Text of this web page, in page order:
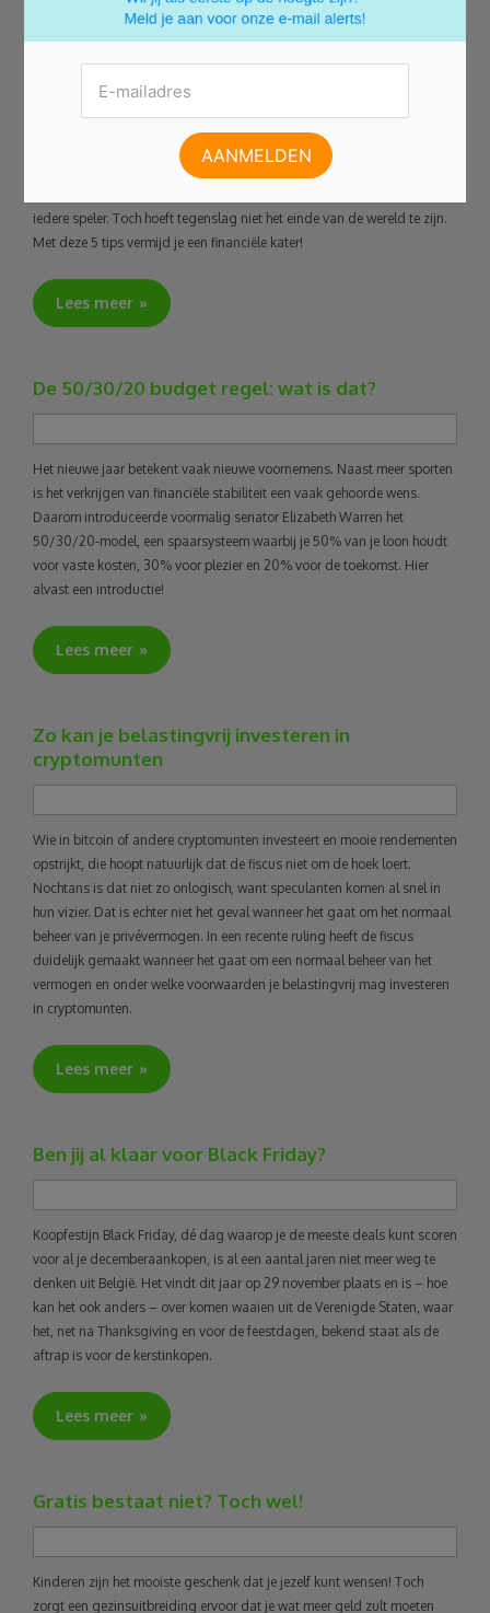
vermijden met gokken
Of je nu beter gedijt in de “Bon Ton”-wereld van Waregem Koerse of je
zaterdagen liever slijt aan de fruitautomaat van je favoriete
dorpskroeg, de sensatie die gepaard gaat met gokken is van alle tijden
en vind je in iedere bevolkingslaag terug. Bij winst staan we allemaal
iedere speler. Toch hoeft tegenslag niet het einde van de wereld te zijn.
Met deze 5 tips vermijd je een financiële kater!
Lees meer
De 50/30/20 budget regel: wat is dat?
Het nieuwe jaar betekent vaak nieuwe voornemens. Naast meer sporten
is het verkrijgen van financiële stabiliteit een vaak gehoorde wens.
Daarom introduceerde voormalig senator Elizabeth Warren het
50/30/20-model, een spaarsysteem waarbij je 50% van je loon houdt
voor vaste kosten, 30% voor plezier en 20% voor de toekomst. Hier
alvast een introductie!
Lees meer
Zo kan je belastingvrij investeren in
cryptomunten
Wie in bitcoin of andere cryptomunten investeert en mooie rendementen
opstrijkt, die hoopt natuurlijk dat de fiscus niet om de hoek loert.
Nochtans is dat niet zo onlogisch, want speculanten komen al snel in
hun vizier. Dat is echter niet het geval wanneer het gaat om het normaal
beheer van je privévermogen. In een recente ruling heeft de fiscus
duidelijk gemaakt wanneer het gaat om een normaal beheer van het
vermogen en onder welke voorwaarden je belastingvrij mag investeren
in cryptomunten.
Lees meer
Ben jij al klaar voor Black Friday?
Koopfestijn Black Friday, dé dag waarop je de meeste deals kunt scoren
voor al je decemberaankopen, is al een aantal jaren niet meer weg te
denken uit België. Het vindt dit jaar op 29 november plaats en is – hoe
kan het ook anders – over komen waaien uit de Verenigde Staten, waar
het, net na Thanksgiving en voor de feestdagen, bekend staat als de
aftrap is voor de kerstinkopen.
Lees meer
Gratis bestaat niet? Toch wel!
Kinderen zijn het mooiste geschenk dat je jezelf kunt wensen! Toch
zorgt een gezinsuitbreiding ervoor dat je wat meer geld zult moeten